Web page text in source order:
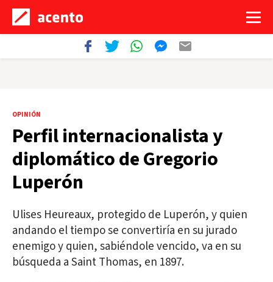
OPINIÓN
Perfil internacionalista y
diplomático de Gregorio
Luperón
Ulises Heureaux, protegido de Luperón, y quien
andando el tiempo se convertiría en su jurado
enemigo y quien, sabiéndole vencido, va en su
búsqueda a Saint Thomas, en 1897.